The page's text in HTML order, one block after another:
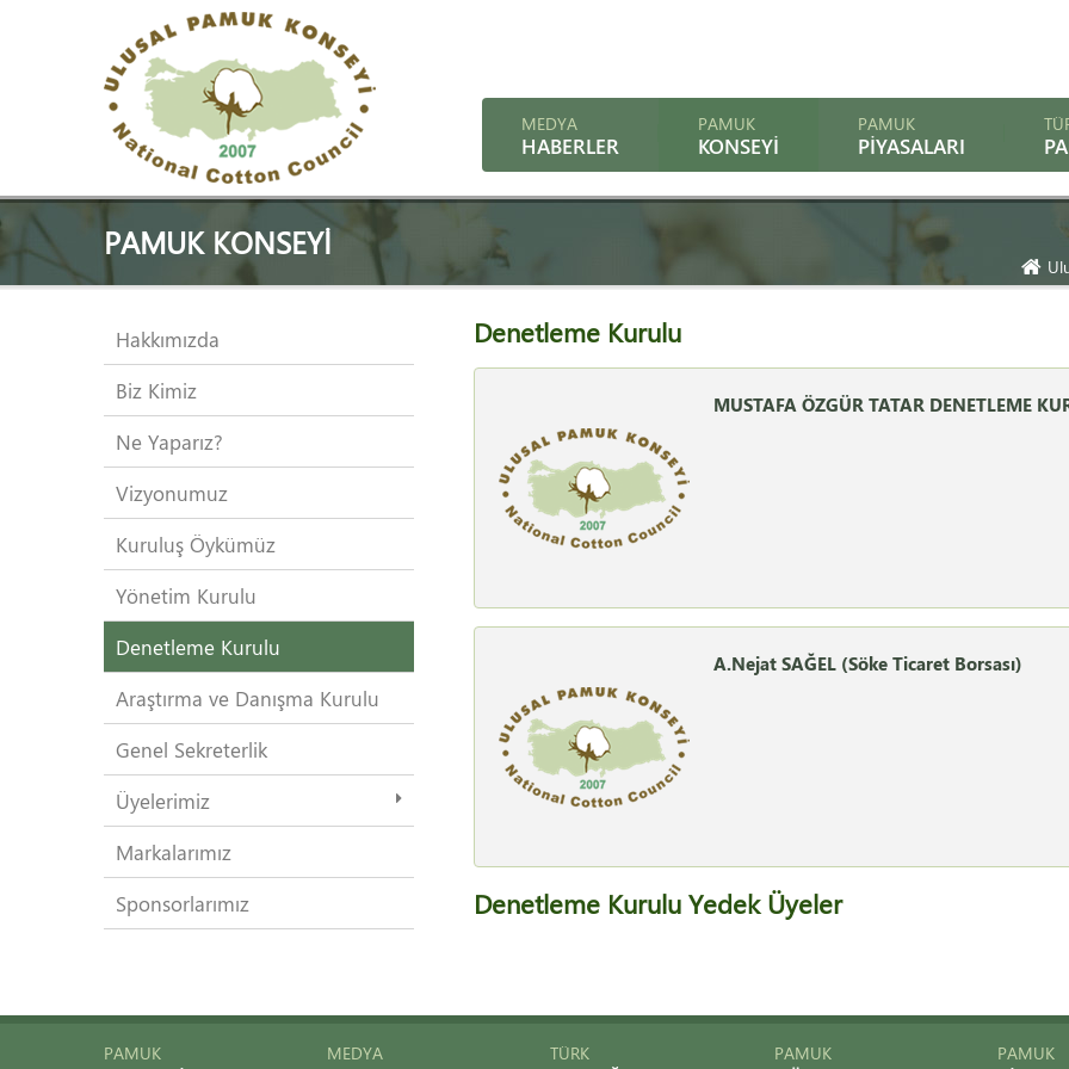
MEDYA
HABERLER
PAMUK
KONSEYI
PAMUK
PIYASALARI
PAMUK KONSEYI
Denetleme Kurulu
MUSTAFA ÖZGÜR TATAR DENETLEME
A.Nejat SAĞEL (Söke Ticaret Borsası)
Denetleme Kurulu Yedek Üyeler
Hakkımızda
Biz Kimiz
Ne Yaparız?
Vizyonumuz
Kuruluş Öykümüz
Yönetim Kurulu
Denetleme Kurulu
Araştırma ve Danışma Kurulu
Genel Sekreterlik
Üyelerimiz
Markalarımız
Sponsorlarımız
PAMUK MEDYA TÜRK PAMUK PAMUK